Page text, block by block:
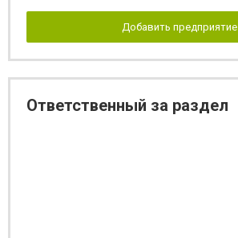
Добавить предприятие
Ответственный за раздел